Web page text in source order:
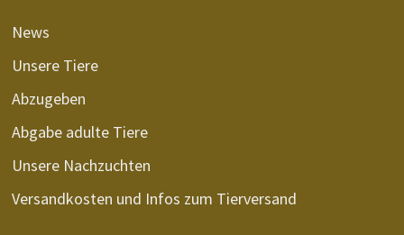
News
Unsere Tiere
Abzugeben
Abgabe adulte Tiere
Unsere Nachzuchten
Versandkosten und Infos zum Tierversand